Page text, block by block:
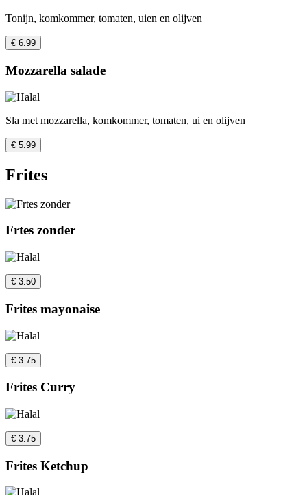
Tonijn, komkommer, tomaten, uien en olijven
€ 6.99
Mozzarella salade
Sla met mozzarella, komkommer, tomaten, ui en olijven
€ 5.99
Frites
Frtes zonder
€ 3.50
Frites mayonaise
€ 3.75
Frites Curry
€ 3.75
Frites Ketchup